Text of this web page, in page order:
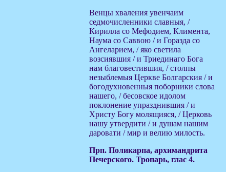
Венцы хваления увенчаим
седмочисленники славныя, /
Кирилла со Мефодием, Климента,
Наума со Саввою / и Горазда со
Ангеларием, / яко светила
возсиявшия / и Триединаго Бога
нам благовестившия, / столпы
незыблемыя Церкве Болгарския / и
богодухновенныя поборники слова
нашего, / бесовское идолом
поклонение упразднившия / и
Христу Богу молящияся, / Церковь
нашу утвердити / и душам нашим
даровати / мир и велию милость.
Прп. Поликарпа, архимандрита
Печерского. Тропарь, глас 4.